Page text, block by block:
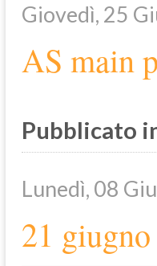
Giovedì, 25
AS main
Pubblicato
Lunedì, 08
21